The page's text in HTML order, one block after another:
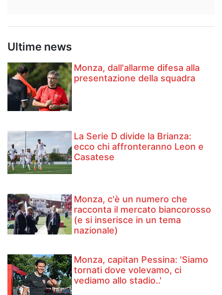
Ultime news
Monza, dall'allarme difesa alla
presentazione della squadra
La Serie D divide la Brianza:
ecco chi affronteranno Leon e
Casatese
Monza, c'è un numero che
racconta il mercato biancorosso
(e si inserisce in un tema
nazionale)
Monza, capitan Pessina: 'Siamo
tornati dove volevamo, ci
vediamo allo stadio..'